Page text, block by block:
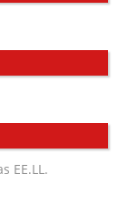
EE.LL.